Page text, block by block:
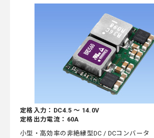
定格入力：DC4.5 ～ 14.0V
定格出力電流：60A
小型・高効率の非絶縁型DC / DCコンバータ